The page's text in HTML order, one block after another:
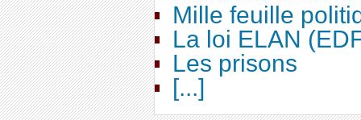
Mille feuille
La loi ELAN
Les prisons
[...]